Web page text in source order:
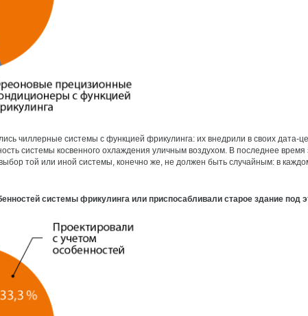
чиллерные системы с функцией фрикулинга: их внедрили в своих дата-
системы косвенного охлаждения уличным воздухом. В последнее
той или иной системы, конечно же, не должен быть случайным: в
системы фрикулинга или приспосабливали старое здание под